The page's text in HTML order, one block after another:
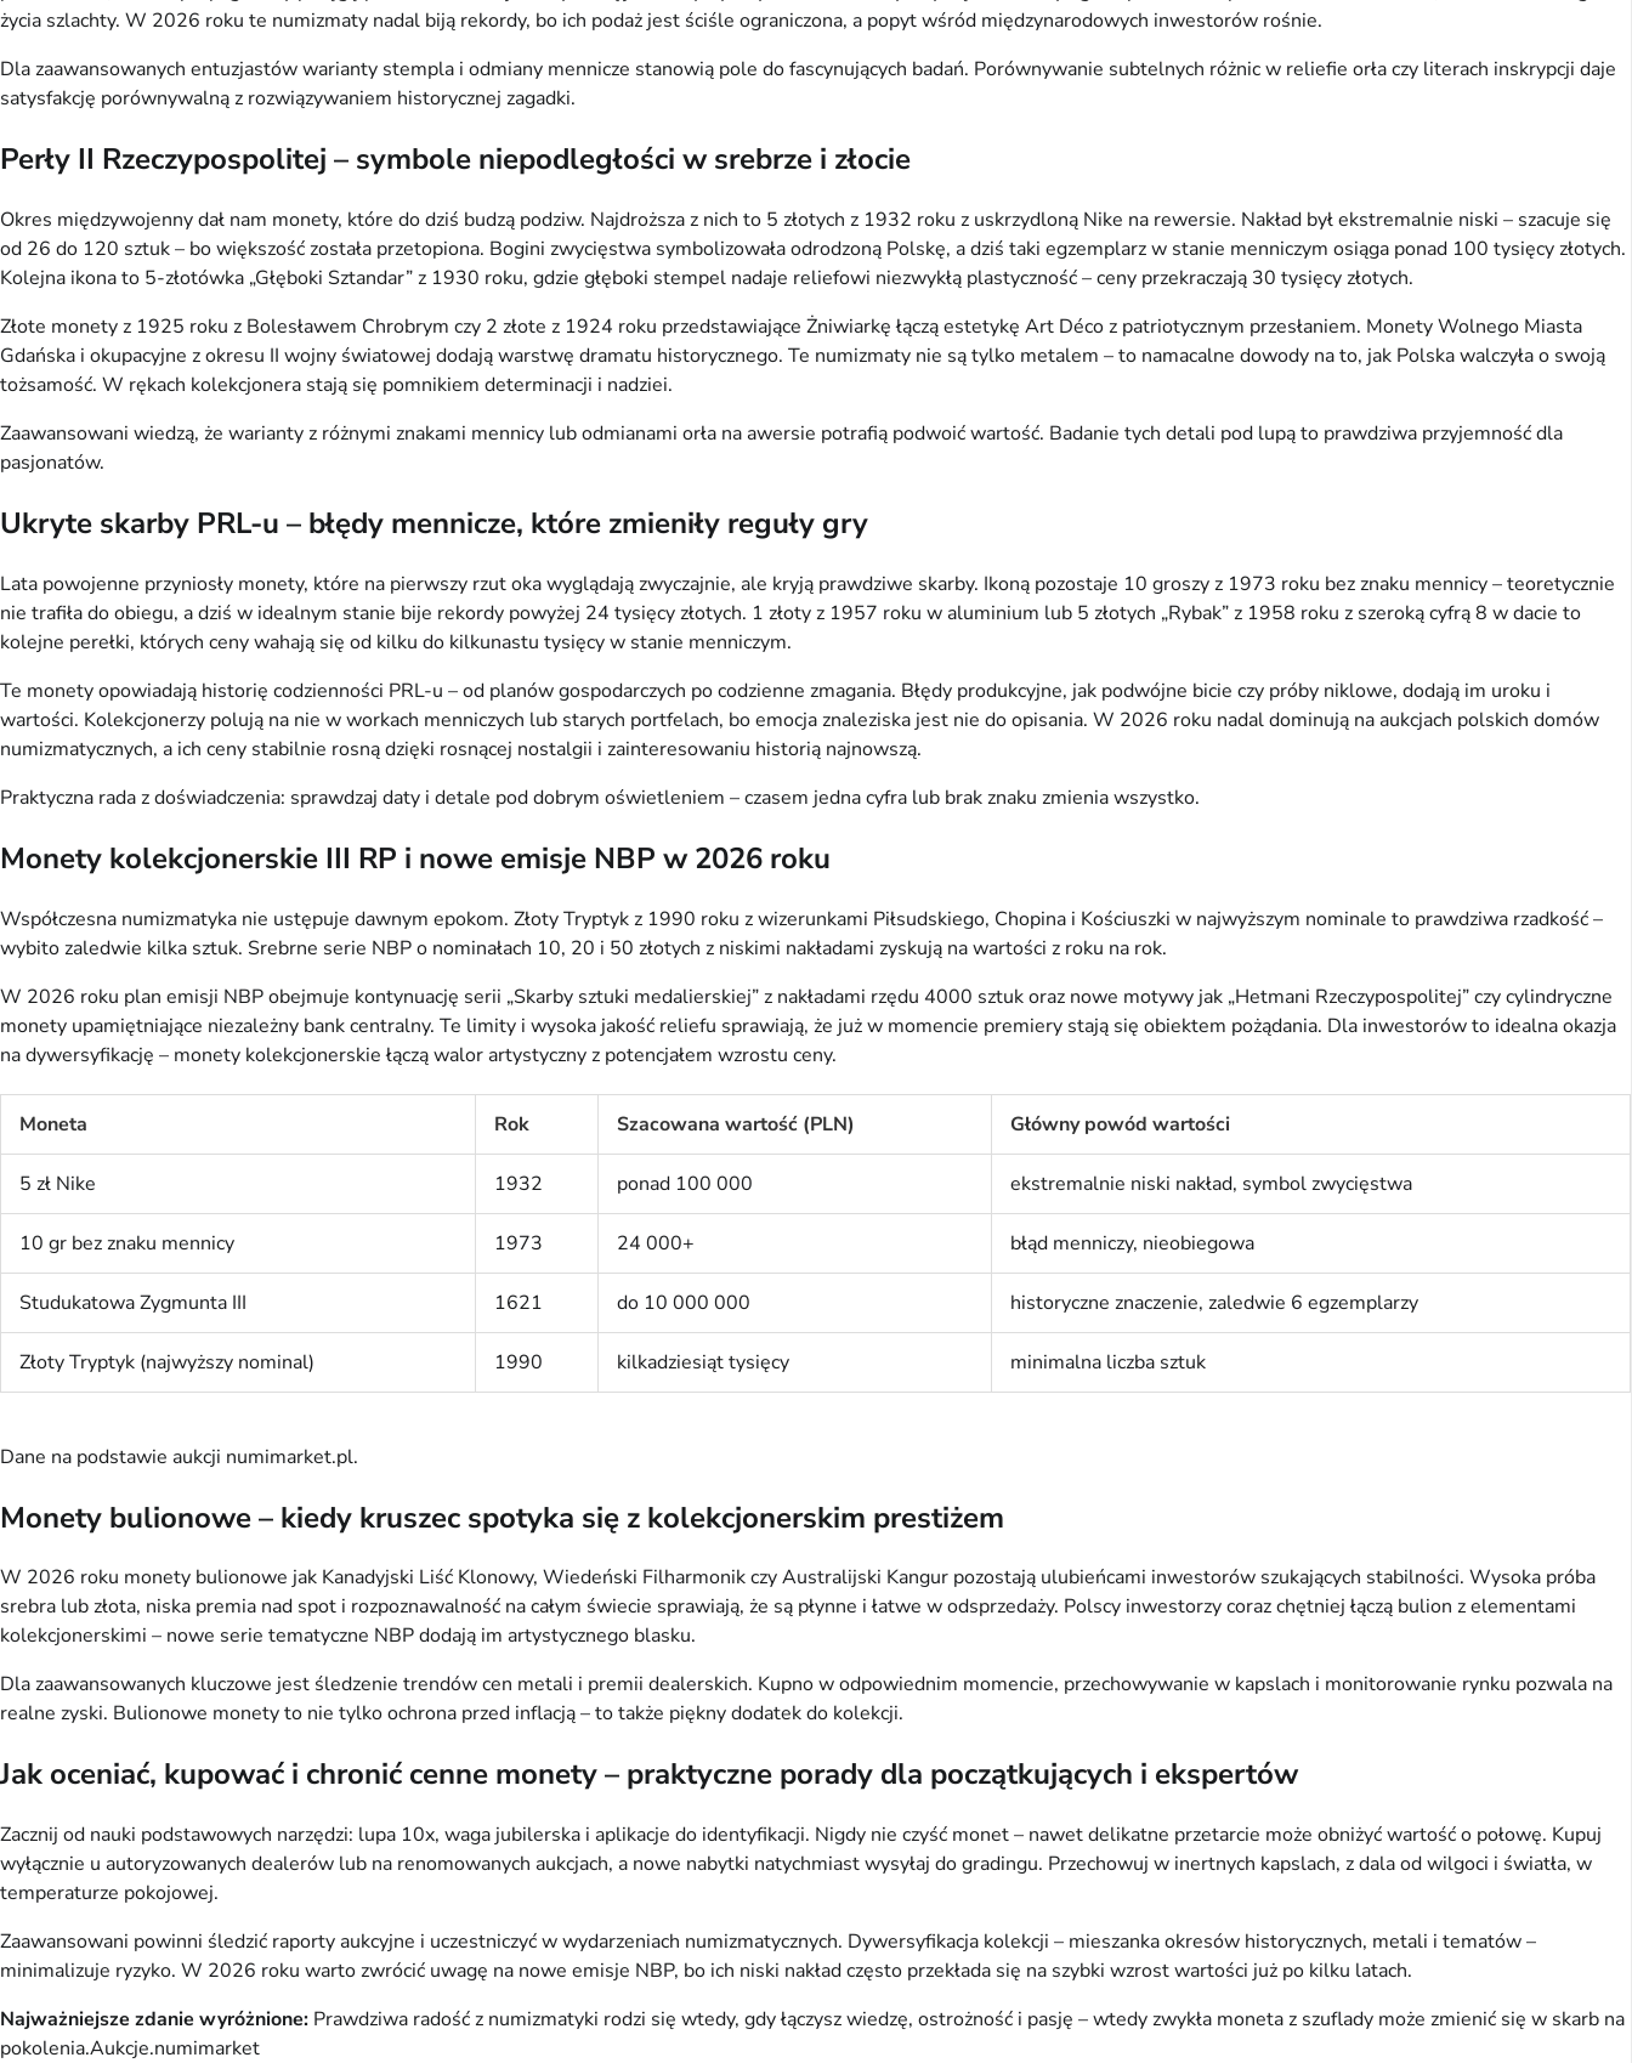
życia szlachty. W 2026 roku te numizmaty nadal biją rekordy, bo ich podaż jest ściśle ograniczona, a popyt wśród międzynarodowych inwestorów rośnie.
Dla zaawansowanych entuzjastów warianty stempla i odmiany mennicze stanowią pole do fascynujących badań. Porównywanie subtelnych różnic w reliefie orła czy literach inskrypcji daje
satysfakcję porównywalną z rozwiązywaniem historycznej zagadki.
Perły II Rzeczypospolitej – symbole niepodległości w srebrze i złocie
Okres międzywojenny dał nam monety, które do dziś budzą podziw. Najdroższa z nich to 5 złotych z 1932 roku z uskrzydloną Nike na rewersie. Nakład był ekstremalnie niski – szacuje się
od 26 do 120 sztuk – bo większość została przetopiona. Bogini zwycięstwa symbolizowała odrodzoną Polskę, a dziś taki egzemplarz w stanie menniczym osiąga ponad 100 tysięcy złotych.
Kolejna ikona to 5-złotówka „Głęboki Sztandar” z 1930 roku, gdzie głęboki stempel nadaje reliefowi niezwykłą plastyczność – ceny przekraczają 30 tysięcy złotych.
Złote monety z 1925 roku z Bolesławem Chrobrym czy 2 złote z 1924 roku przedstawiające Żniwiarkę łączą estetykę Art Déco z patriotycznym przesłaniem. Monety Wolnego Miasta
Gdańska i okupacyjne z okresu II wojny światowej dodają warstwę dramatu historycznego. Te numizmaty nie są tylko metalem – to namacalne dowody na to, jak Polska walczyła o swoją
tożsamość. W rękach kolekcjonera stają się pomnikiem determinacji i nadziei.
Zaawansowani wiedzą, że warianty z różnymi znakami mennicy lub odmianami orła na awersie potrafią podwoić wartość. Badanie tych detali pod lupą to prawdziwa przyjemność dla
pasjonatów.
Ukryte skarby PRL-u – błędy mennicze, które zmieniły reguły gry
Lata powojenne przyniosły monety, które na pierwszy rzut oka wyglądają zwyczajnie, ale kryją prawdziwe skarby. Ikoną pozostaje 10 groszy z 1973 roku bez znaku mennicy – teoretycznie
nie trafiła do obiegu, a dziś w idealnym stanie bije rekordy powyżej 24 tysięcy złotych. 1 złoty z 1957 roku w aluminium lub 5 złotych „Rybak” z 1958 roku z szeroką cyfrą 8 w dacie to
kolejne perełki, których ceny wahają się od kilku do kilkunastu tysięcy w stanie menniczym.
Te monety opowiadają historię codzienności PRL-u – od planów gospodarczych po codzienne zmagania. Błędy produkcyjne, jak podwójne bicie czy próby niklowe, dodają im uroku i
wartości. Kolekcjonerzy polują na nie w workach menniczych lub starych portfelach, bo emocja znaleziska jest nie do opisania. W 2026 roku nadal dominują na aukcjach polskich domów
numizmatycznych, a ich ceny stabilnie rosną dzięki rosnącej nostalgii i zainteresowaniu historią najnowszą.
Praktyczna rada z doświadczenia: sprawdzaj daty i detale pod dobrym oświetleniem – czasem jedna cyfra lub brak znaku zmienia wszystko.
Monety kolekcjonerskie III RP i nowe emisje NBP w 2026 roku
Współczesna numizmatyka nie ustępuje dawnym epokom. Złoty Tryptyk z 1990 roku z wizerunkami Piłsudskiego, Chopina i Kościuszki w najwyższym nominale to prawdziwa rzadkość –
wybito zaledwie kilka sztuk. Srebrne serie NBP o nominałach 10, 20 i 50 złotych z niskimi nakładami zyskują na wartości z roku na rok.
W 2026 roku plan emisji NBP obejmuje kontynuację serii „Skarby sztuki medalierskiej” z nakładami rzędu 4000 sztuk oraz nowe motywy jak „Hetmani Rzeczypospolitej” czy cylindryczne
monety upamiętniające niezależny bank centralny. Te limity i wysoka jakość reliefu sprawiają, że już w momencie premiery stają się obiektem pożądania. Dla inwestorów to idealna okazja
na dywersyfikację – monety kolekcjonerskie łączą walor artystyczny z potencjałem wzrostu ceny.
Moneta Rok Szacowana wartość (PLN) Główny powód wartości
5 zł Nike 1932 ponad 100 000 ekstremalnie niski nakład, symbol zwycięstwa
10 gr bez znaku mennicy 1973 24 000+ błąd menniczy, nieobiegowa
Studukatowa Zygmunta III 1621 do 10 000 000 historyczne znaczenie, zaledwie 6 egzemplarzy
Złoty Tryptyk (najwyższy nominal) 1990 kilkadziesiąt tysięcy minimalna liczba sztuk
Dane na podstawie aukcji numimarket.pl.
Monety bulionowe – kiedy kruszec spotyka się z kolekcjonerskim prestiżem
W 2026 roku monety bulionowe jak Kanadyjski Liść Klonowy, Wiedeński Filharmonik czy Australijski Kangur pozostają ulubieńcami inwestorów szukających stabilności. Wysoka próba
srebra lub złota, niska premia nad spot i rozpoznawalność na całym świecie sprawiają, że są płynne i łatwe w odsprzedaży. Polscy inwestorzy coraz chętniej łączą bulion z elementami
kolekcjonerskimi – nowe serie tematyczne NBP dodają im artystycznego blasku.
Dla zaawansowanych kluczowe jest śledzenie trendów cen metali i premii dealerskich. Kupno w odpowiednim momencie, przechowywanie w kapslach i monitorowanie rynku pozwala na
realne zyski. Bulionowe monety to nie tylko ochrona przed inflacją – to także piękny dodatek do kolekcji.
Jak oceniać, kupować i chronić cenne monety – praktyczne porady dla początkujących i ekspertów
Zacznij od nauki podstawowych narzędzi: lupa 10x, waga jubilerska i aplikacje do identyfikacji. Nigdy nie czyść monet – nawet delikatne przetarcie może obniżyć wartość o połowę. Kupuj
wyłącznie u autoryzowanych dealerów lub na renomowanych aukcjach, a nowe nabytki natychmiast wysyłaj do gradingu. Przechowuj w inertnych kapslach, z dala od wilgoci i światła, w
temperaturze pokojowej.
Zaawansowani powinni śledzić raporty aukcyjne i uczestniczyć w wydarzeniach numizmatycznych. Dywersyfikacja kolekcji – mieszanka okresów historycznych, metali i tematów –
minimalizuje ryzyko. W 2026 roku warto zwrócić uwagę na nowe emisje NBP, bo ich niski nakład często przekłada się na szybki wzrost wartości już po kilku latach.
Najważniejsze zdanie wyróżnione: Prawdziwa radość z numizmatyki rodzi się wtedy, gdy łączysz wiedzę, ostrożność i pasję – wtedy zwykła moneta z szuflady może zmienić się w skarb na
pokolenia.⁠Aukcje.numimarket